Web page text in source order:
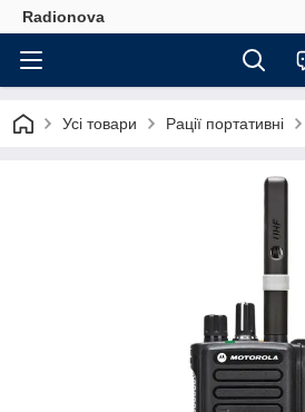
Radionova
Усі товари Рації портативні